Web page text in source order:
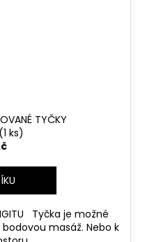
TYČKY
(1 ks)
Tyčka je možné
masáž. Nebo k